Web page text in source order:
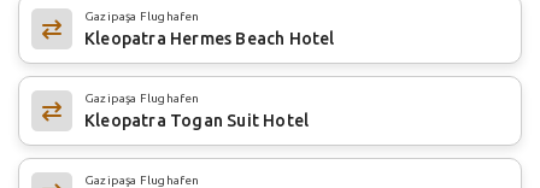
Gazipaşa Flughafen
Kleopatra Hermes Beach Hotel
Gazipaşa Flughafen
Kleopatra Togan Suit Hotel
Gazipaşa Flughafen